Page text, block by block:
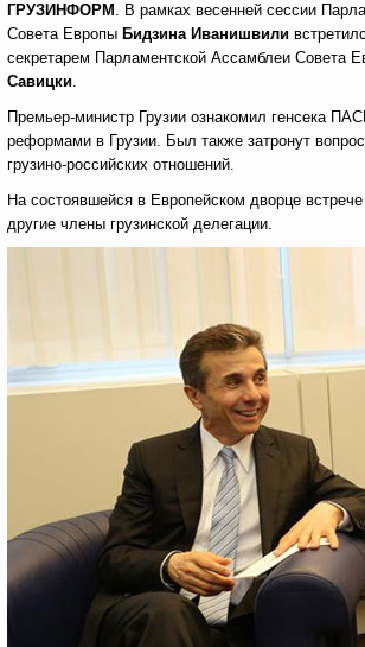
ГРУЗИНФОРМ . В рамках весенней сессии
Совета Европы Бидзина Иванишвили
секретарем Парламентской Ассамблеи Совета
Савицки.
Премьер-министр Грузии ознакомил генсека
реформами в Грузии. Был также затронут
грузино-российских отношений.
На состоявшейся в Европейском дворце
другие члены грузинской делегации.